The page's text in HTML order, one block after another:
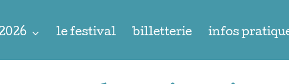
le festival billetterie infos